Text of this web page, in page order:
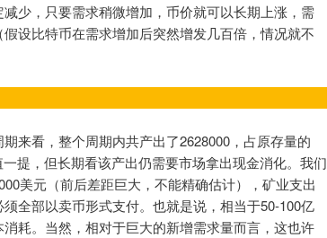
少，只要需求稍微增加，币价就可以长期上涨，需
设比特币在需求增加后突然增发几百倍，情况就不
来看，整个周期内共产出了2628000，占原存量的
提，但长期看该产出仍需要市场拿出现金消化。我们
美元（前后差距巨大，不能精确估计），矿业支出
全部以卖币形式支付。也就是说，相当于50-100亿
耗。当然，相对于巨大的新增需求量而言，这也许